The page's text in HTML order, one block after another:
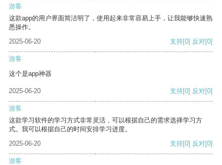
游客
这款app的用户界面简洁明了，使用起来非常容易上手，让我能够快速熟
悉操作。
2025-06-20
支持[0] 反对[0]
游客
这个是app神器
2025-06-20 支持[0] 反对[0]
游客
这款学习软件的学习方式非常灵活，可以根据自己的需求选择学习方
式。我可以根据自己的时间安排学习进度。
2025-06-20
支持[0] 反对[0]
游客